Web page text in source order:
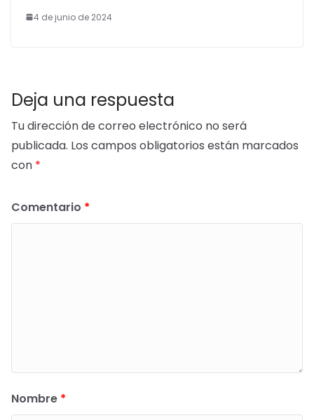
4 de junio de 2024
Deja una respuesta
Tu dirección de correo electrónico no será
publicada. Los campos obligatorios están marcados
con *
Comentario *
Nombre *